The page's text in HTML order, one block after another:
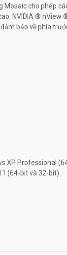
Mosaic cho phép
NVIDIA ® nView
bảo về phía
XP Professional
(64-bit và 32-bit)